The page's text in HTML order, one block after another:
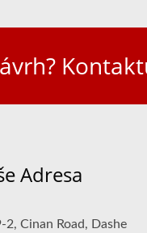
Adresa
2, Cinan Road, Dashe